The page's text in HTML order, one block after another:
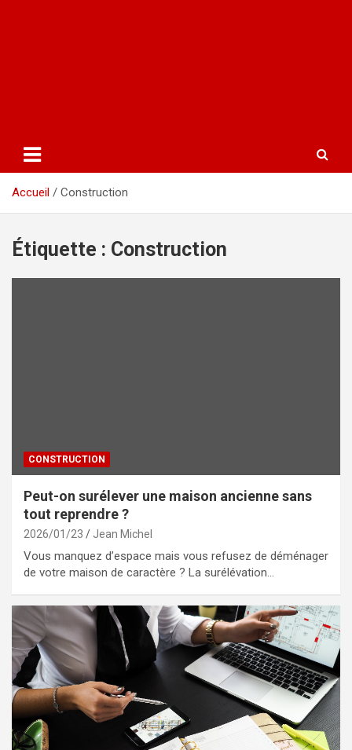
Accueil Construction
Étiquette : Construction
CONSTRUCTION
Peut-on surélever une maison ancienne sans
tout reprendre ?
2026/01/23 Jean Michel
Vous manquez d’espace mais vous refusez de déménager
de votre maison de caractère ? La surélévation…